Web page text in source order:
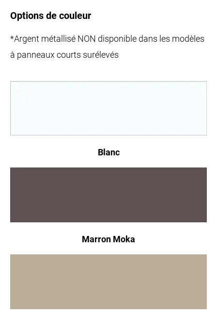
Options de couleur
*Argent métallisé NON disponible dans les modèles
à panneaux courts surélevés
Blanc
Marron Moka